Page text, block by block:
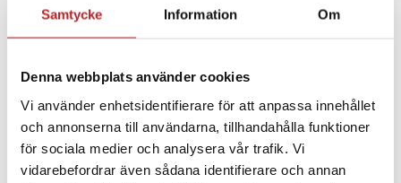
Samtycke Information Om
Denna webbplats använder cookies
Vi använder enhetsidentifierare för att anpassa innehållet
och annonserna till användarna, tillhandahålla funktioner
för sociala medier och analysera vår trafik. Vi
vidarebefordrar även sådana identifierare och annan
SPECIFIKATION